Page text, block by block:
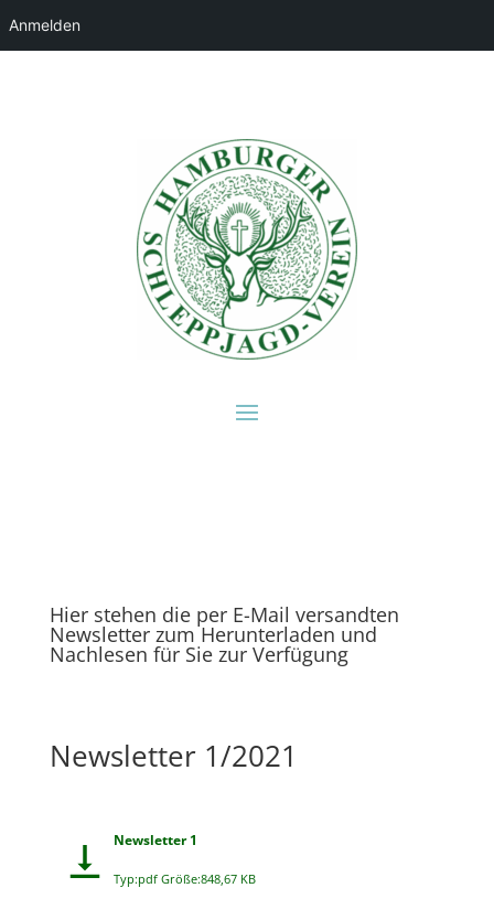
Hier stehen die per E-Mail versandten
Newsletter zum Herunterladen und
Nachlesen für Sie zur Verfügung
Newsletter 1/2021
Newsletter 1
Typ:pdf Größe:848,67 KB
Anmelden